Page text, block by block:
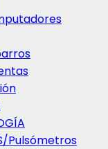
Pulsómetros